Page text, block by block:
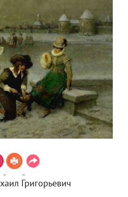
Григорьевич